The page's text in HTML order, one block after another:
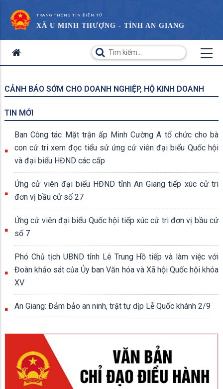
TRANG THÔNG TIN ĐIỆN TỬ
XÃ U MINH THƯỢNG - TỈNH AN GIANG
CẢNH BÁO SỚM CHO DOANH NGHIỆP, HỘ KINH DOANH
TIN MỚI
Ban Công tác Mặt trận ấp Minh Cường A tổ chức cho bà
con cử tri xem đọc tiểu sử ứng cử viên đại biểu Quốc hội
và đại biểu HĐND các cấp
Ứng cử viên đại biểu HĐND tỉnh An Giang tiếp xúc cử tri
đơn vị bầu cử số 27
Ứng cử viên đại biểu Quốc hội tiếp xúc cử tri đơn vị bầu cử
số 7
Phó Chủ tịch UBND tỉnh Lê Trung Hồ tiếp và làm việc với
Đoàn khảo sát của Ủy ban Văn hóa và Xã hội Quốc hội khóa
XV
An Giang: Đảm bảo an ninh, trật tự dịp Lễ Quốc khánh 2/9